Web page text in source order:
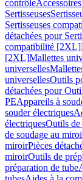
contrôleAccessoires
Sertisseuses
Sertisseuses
détachées pour
compatibilité [2XL]
[2XL]Mallettes
universelles
universellesOutils
détachées pour
PEAppareils à
souder électriques
électriquesOutils de
de soudage au
miroirPièces
miroirOutils de
préparation de tube